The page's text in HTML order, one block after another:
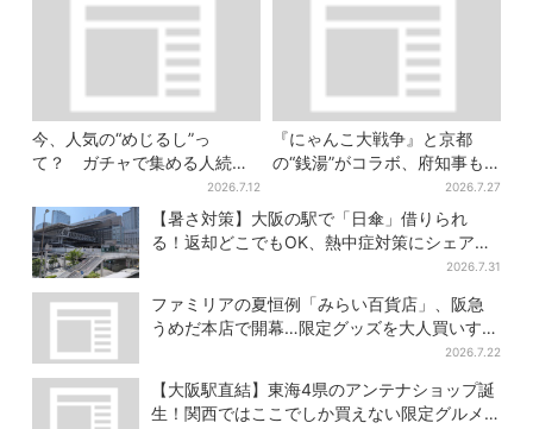
今、人気の“めじるし”っ
て？ ガチャで集める人続
出…収集家とメーカーに聞い
たヒットの背景
2026.7.12
『にゃんこ大戦争』と京都
の“銭湯”がコラボ、府知事も
メロメロに「ネコの力はすご
い」限定桶も登場
2026.7.27
【暑さ対策】大阪の駅で「日傘」借りられ
る！返却どこでもOK、熱中症対策にシェアサ
2026.7.31
ファミリアの夏恒例「みらい百貨店」、阪急
うめだ本店で開幕…限定グッズを大人買いする
2026.7.22
【大阪駅直結】東海4県のアンテナショップ誕
生！関西ではここでしか買えない限定グルメ